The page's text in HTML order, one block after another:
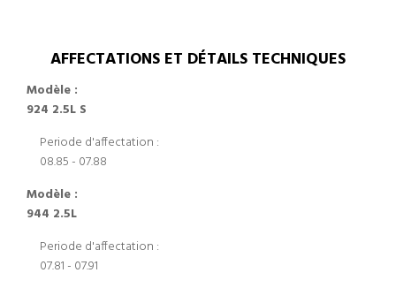
AFFECTATIONS ET DÉTAILS TECHNIQUES
Modèle :
924 2.5L S
Periode d'affectation :
08.85 - 07.88
Modèle :
944 2.5L
Periode d'affectation :
07.81 - 07.91